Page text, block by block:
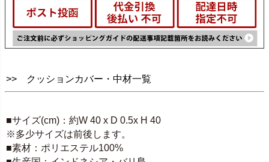
>> クッションカバー・中材一覧
■サイズ(cm)：約W 40 x D 0.5x H 40
※多少サイズは前後します。
■素材：ポリエステル100%